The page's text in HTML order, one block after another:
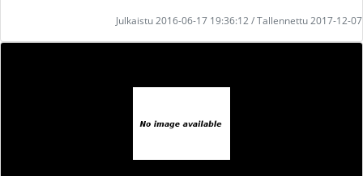
Julkaistu 2016-06-17 19:36:12 / Tallennettu 2017-12-07